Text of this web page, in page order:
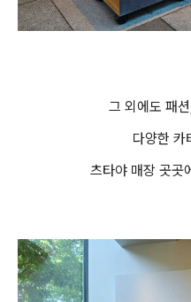
그 외에도 패
다양한 카
츠타야 매장 곳곳